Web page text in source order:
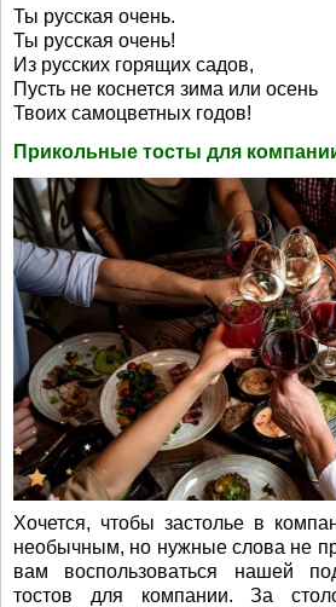
Ты русская очень.
Ты русская очень!
Из русских горящих садов,
Пусть не коснется зима или осень
Твоих самоцветных годов!
Прикольные тосты для
Хочется, чтобы застолье в
необычным, но нужные слова не
вам воспользоваться нашей
тостов для компании. За